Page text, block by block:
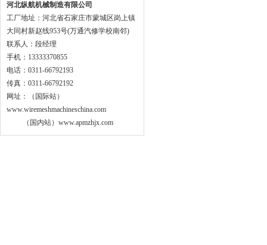
河北纵航机械制造有限公司
工厂地址：河北省石家庄市蒙城区岗上镇
大同村新赵线953号(万通汽修学校南邻)
联系人：段经理
手机：13333370855
电话：0311-66792193
传真：0311-66792192
网址：（国际站）
www.wiremeshmachineschina.com
（国内站）www.apmzhjx.com